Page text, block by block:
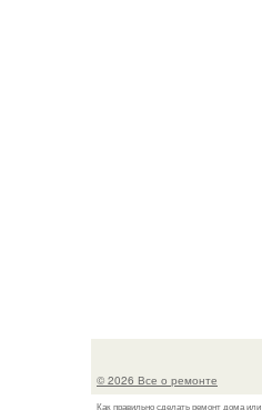
© 2026 Все о ремонте
Как правильно сделать ремонт дома